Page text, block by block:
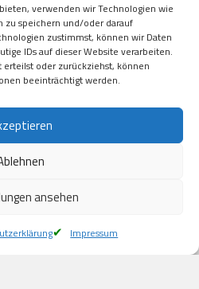
verwenden wir Technologien wie
zu speichern und/oder darauf
zustimmst, können wir Daten
IDs auf dieser Website verarbeiten.
oder zurückziehst, können
beeinträchtigt werden.
ansehen
Impressum